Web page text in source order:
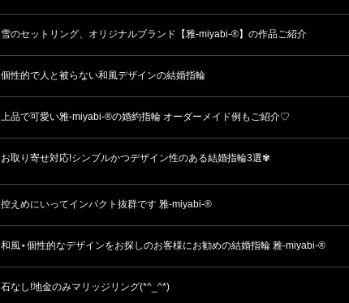
雪のセットリング、オリジナルブランド【雅-miyabi-®】の作品ご紹介
個性的で人と被らない和風デザインの結婚指輪
上品で可愛い雅-miyabi-®の婚約指輪 オーダーメイド例もご紹介♡
お取り寄せ対応!シンプルかつデザイン性のある結婚指輪3選✾
控えめにいってインパクト抜群です 雅-miyabi-®
和風⋆個性的なデザインをお探しのお客様にお勧めの結婚指輪 雅-miyabi-®
石なし!地金のみマリッジリング(*^_^*)